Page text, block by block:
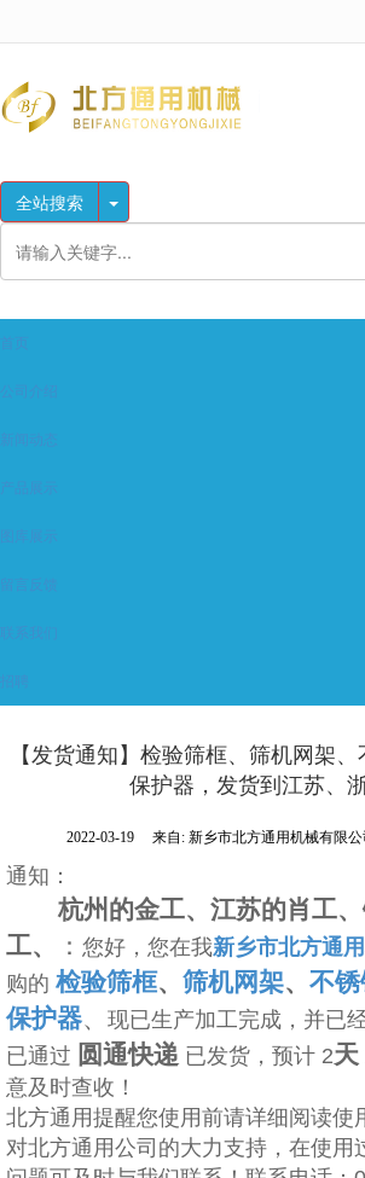
全站搜索
首页
公司介绍
新闻动态
产品展示
图库展示
留言反馈
联系我们
招聘
【发货通知】检验筛框、筛机网架
保护器，发货到江苏、
2022-03-19 来自: 新乡市北方通用机械有限公
通知：
杭州的金工、江苏的肖工
工、
： 您好，您在我新乡市北方通
购的 检验筛框、 筛机网架、 不锈
保护器、
现已生产加工完成，并已
已通过 圆通快递 已发货，预计 2天
意及时查收！
北方通用提醒您使用前请详细阅读使
对北方通用公司的大力支持，在使用